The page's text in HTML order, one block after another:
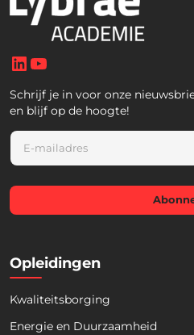
LinkedIn
Schrijf je in voor onze
en blijf op de hoogte!
E
a
i
*
Opleidingen
Kwaliteitsborging
Energie en Duurzaamheid